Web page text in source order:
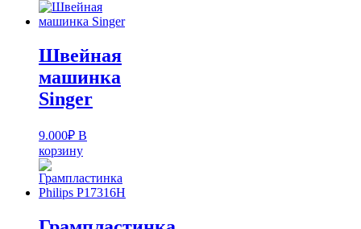
Швейная
машинка
Singer
9.000₽ В
корзину